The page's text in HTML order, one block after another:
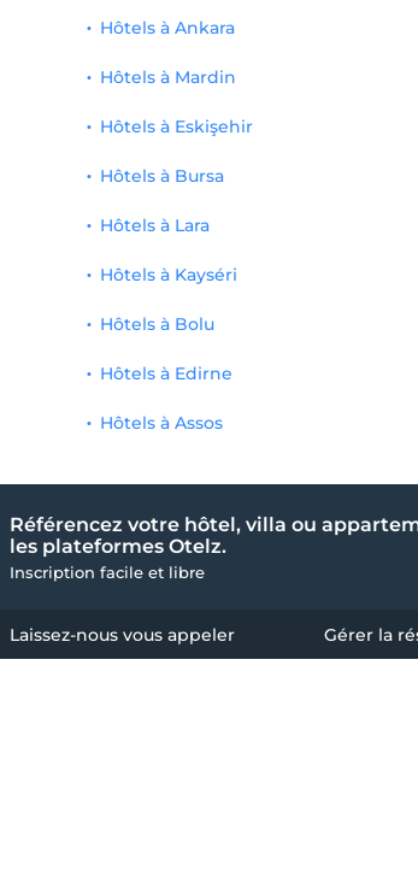
1
1
Hôtels à Ankara
Hôtels à Mardin
Hôtels à Eskişehir
Hôtels à Bursa
Hôtels à Lara
Hôtels à Kayséri
Hôtels à Bolu
Hôtels à Edirne
Hôtels à Assos
Référencez votre hôtel, villa ou
les plateformes Otelz.
Inscription facile et libre
Laissez-nous vous appeler Gérer la